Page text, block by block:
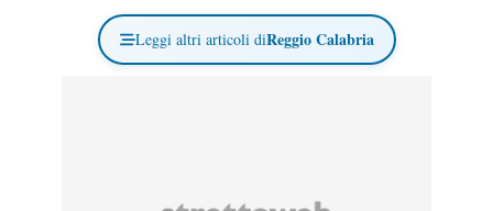
Leggi altri articoli diReggio Calabria